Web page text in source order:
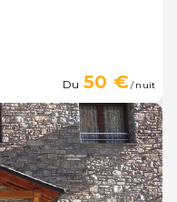
Du 50 €/ nuit